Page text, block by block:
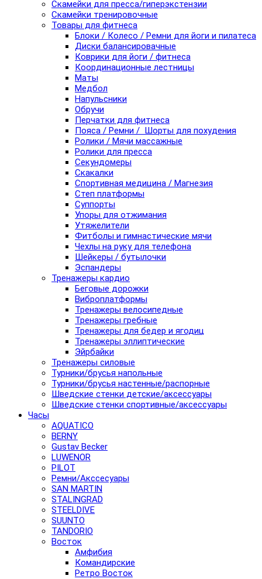
Скамейки для пресса/гиперэкстензии
Скамейки тренировочные
Товары для фитнеса
Блоки / Колесо / Ремни для йоги и пилатеса
Диски балансировачные
Коврики для йоги / фитнеса
Координационные лестницы
Маты
Медбол
Напульсники
Обручи
Перчатки для фитнеса
Пояса / Ремни / Шорты для похудения
Ролики / Мячи массажные
Ролики для пресса
Секундомеры
Скакалки
Спортивная медицина / Магнезия
Степ платформы
Суппорты
Упоры для отжимания
Утяжелители
Фитболы и гимнастические мячи
Чехлы на руку для телефона
Шейкеры / бутылочки
Эспандеры
Тренажеры кардио
Беговые дорожки
Виброплатформы
Тренажеры велосипедные
Тренажеры гребные
Тренажеры для бедер и ягодиц
Тренажеры эллиптические
Эйрбайки
Тренажеры силовые
Турники/брусья напольные
Турники/брусья настенные/распорные
Шведские стенки детские/аксессуары
Шведские стенки спортивные/аксессуары
Часы
AQUATICO
BERNY
Gustav Becker
LUWENOR
PILOT
Pемни/Акссесуары
SAN MARTIN
STALINGRAD
STEELDIVE
SUUNTO
TANDORIO
Восток
Амфибия
Командирские
Ретро Восток